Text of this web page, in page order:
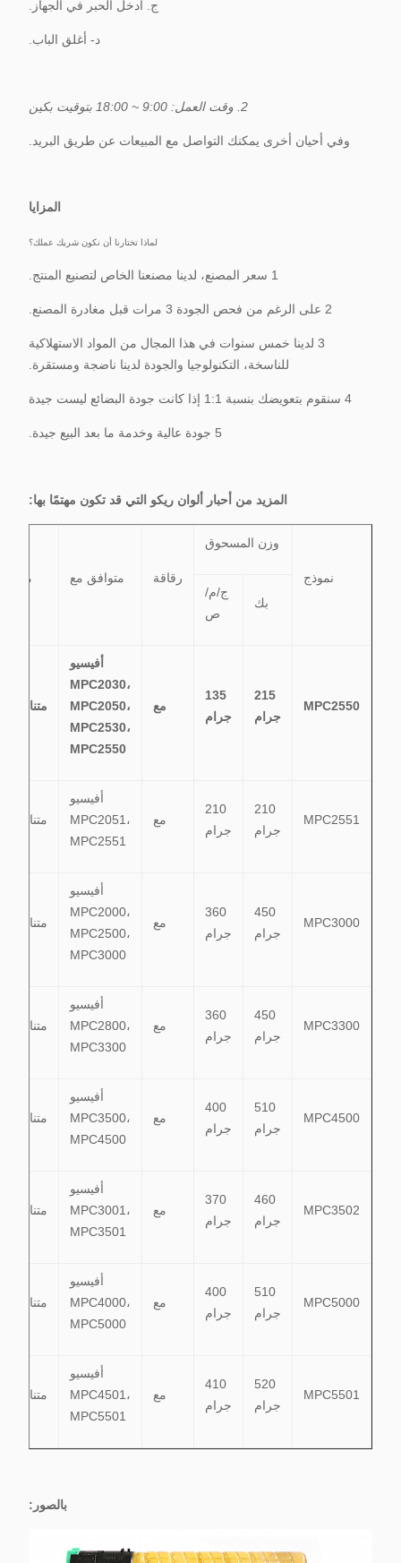
ج. أدخل الحبر في الجهاز.
د- أغلق الباب.
2. وقت العمل: 9:00 ~ 18:00 بتوقيت بكين
وفي أحيان أخرى يمكنك التواصل مع المبيعات عن طريق البريد.
المزايا
لماذا تختارنا أن نكون شريك عملك؟
1 سعر المصنع، لدينا مصنعنا الخاص لتصنيع المنتج.
2 على الرغم من فحص الجودة 3 مرات قبل مغادرة المصنع.
3 لدينا خمس سنوات في هذا المجال من المواد الاستهلاكية
للناسخة، التكنولوجيا والجودة لدينا ناضجة ومستقرة.
4 سنقوم بتعويضك بنسبة 1:1 إذا كانت جودة البضائع ليست جيدة
5 جودة عالية وخدمة ما بعد البيع جيدة.
المزيد من أحبار ألوان ريكو التي قد تكون مهتمًا بها:
نموذج
وزن المسحوق
رقاقة متوافق مع
ميزة
بك
ج/م/
ص
MPC2550
215
جرام
135
جرام
مع
أفيسيو
MPC2030،
MPC2050،
MPC2530،
MPC2550
متناسق
MPC2551
210
جرام
210
جرام
مع
أفيسيو
MPC2051،
MPC2551
متناسق
MPC3000
450
جرام
360
جرام
مع
أفيسيو
MPC2000،
MPC2500،
MPC3000
متناسق
MPC3300
450
جرام
360
جرام
مع
أفيسيو
MPC2800،
MPC3300
متناسق
MPC4500
510
جرام
400
جرام
مع
أفيسيو
MPC3500،
MPC4500
متناسق
MPC3502
460
جرام
370
جرام
مع
أفيسيو
MPC3001،
MPC3501
متناسق
MPC5000
510
جرام
400
جرام
مع
أفيسيو
MPC4000،
MPC5000
متناسق
MPC5501
520
جرام
410
جرام
مع
أفيسيو
MPC4501،
MPC5501
متناسق
بالصور: